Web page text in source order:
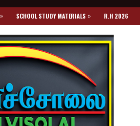
» SCHOOL STUDY MATERIALS » R.H 2026